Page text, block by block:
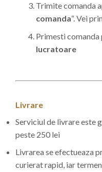
Trimite comanda
comanda“. Vei
Primesti comanda
lucratoare
Livrare
Serviciul de livrare este
peste 250 lei
Livrarea se efectueaza
curierat rapid, iar